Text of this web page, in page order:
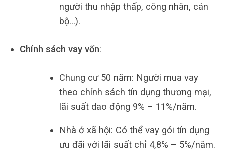
người thu nhập thấp, công nhân, cán
bộ…).
Chính sách vay vốn:
Chung cư 50 năm: Người mua vay
theo chính sách tín dụng thương mại,
lãi suất dao động 9% – 11%/năm.
Nhà ở xã hội: Có thể vay gói tín dụng
ưu đãi với lãi suất chỉ 4,8% – 5%/năm.